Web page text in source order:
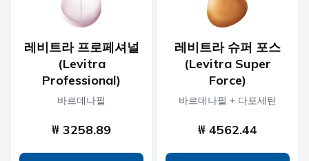
레비트라 프로페셔널
(Levitra
Professional)
바르데나필
₩ 3258.89
레비트라 슈퍼 포스
(Levitra Super
Force)
바르데나필 + 다포세틴
₩ 4562.44